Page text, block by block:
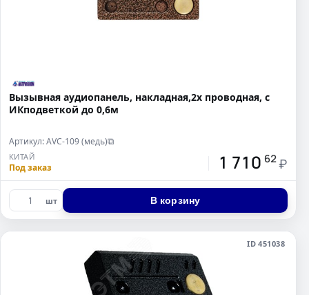
Вызывная аудиопанель, накладная,2х проводная, с
ИКподветкой до 0,6м
Артикул: AVC-109 (медь)⧉
КИТАЙ
Под заказ 1 710 62 ₽
шт В корзину
ID 451038